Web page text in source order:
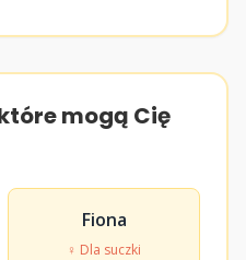
mogą Cię
Fiona
♀ Dla suczki